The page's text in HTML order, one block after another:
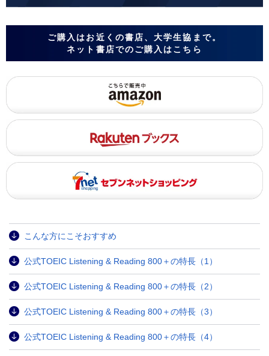
ご購入はお近くの書店、大学生協まで。
ネット書店でのご購入はこちら
こんな方にこそおすすめ
公式TOEIC Listening & Reading 800＋の特長（1）
公式TOEIC Listening & Reading 800＋の特長（2）
公式TOEIC Listening & Reading 800＋の特長（3）
公式TOEIC Listening & Reading 800＋の特長（4）